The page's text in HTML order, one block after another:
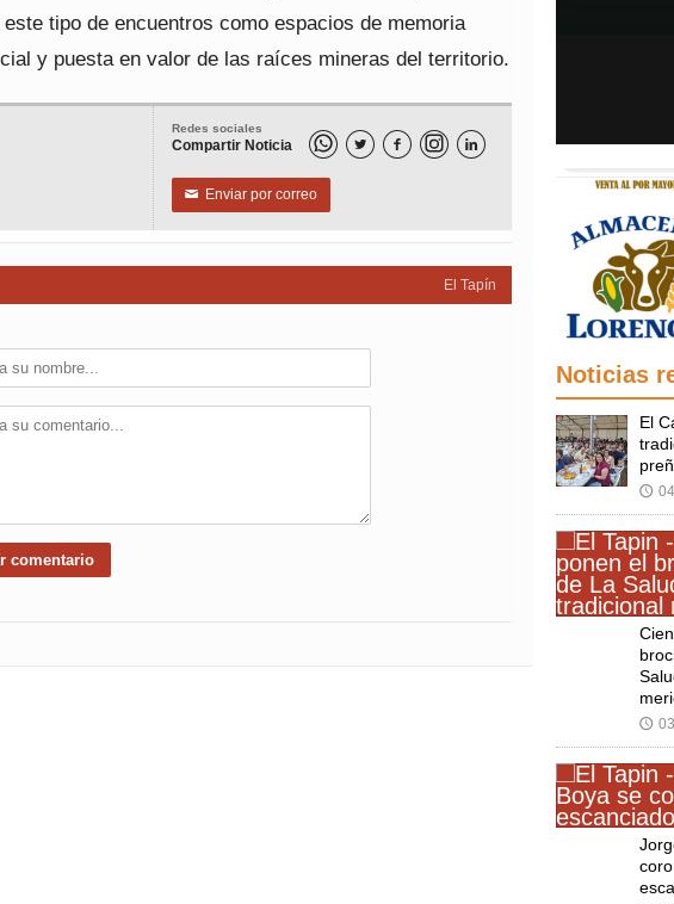
tipo de encuentros como espacios de memoria
y puesta en valor de las raíces mineras del territorio.
Redes sociales
Compartir Noticia   
✉ Enviar por correo
El Tapín
Noticias
El
🕔
🕔